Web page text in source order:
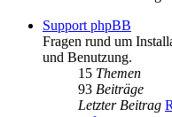
Support phpBB
Fragen rund um
und Benutzung.
15 Themen
93 Beiträge
Letzter Beitrag